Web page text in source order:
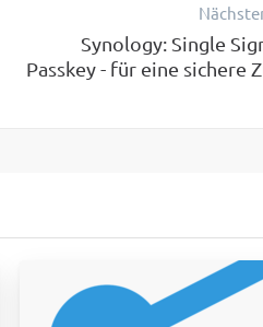
Synology: Single
Passkey - für eine sichere